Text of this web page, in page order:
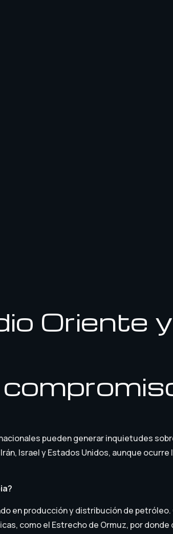
Oriente
pueden generar inquietudes
Israel y Estados Unidos, aunque
en producción y distribución de
como el Estrecho de Ormuz, por